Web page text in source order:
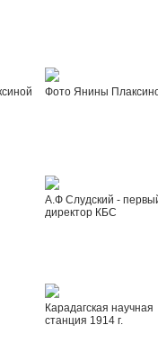
Фото Янины
А.Ф Слудский -
директор КБС
Карадагская научная
станция 1914 г.